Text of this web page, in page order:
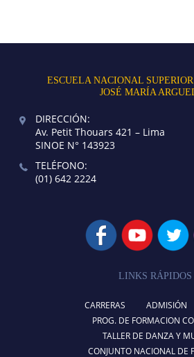
ESCUELA NACIONAL
JOSÉ MARÍA
DIRECCIÓN:
Av. Petit Thouars 421 – Lima
SINOE N° 143923
TELÉFONO:
(01) 642 2224
LINKS RÁPIDOS
CARRERAS ADMISIÓN
PROG. DE FORMACION
TALLER DE DANZA Y
CONJUNTO NACIONAL DE